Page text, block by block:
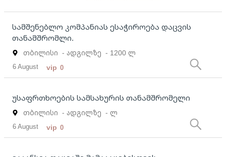
სამშენებლო კომპანიას ესაჭიროება დაცვის
თანამშრომლი.
თბილისი - ადგილზე - 1200 ლ
6 August vip 0
უსაფრთხოების სამსახურის თანამშრომელი
თბილისი - ადგილზე - ლ
6 August vip 0